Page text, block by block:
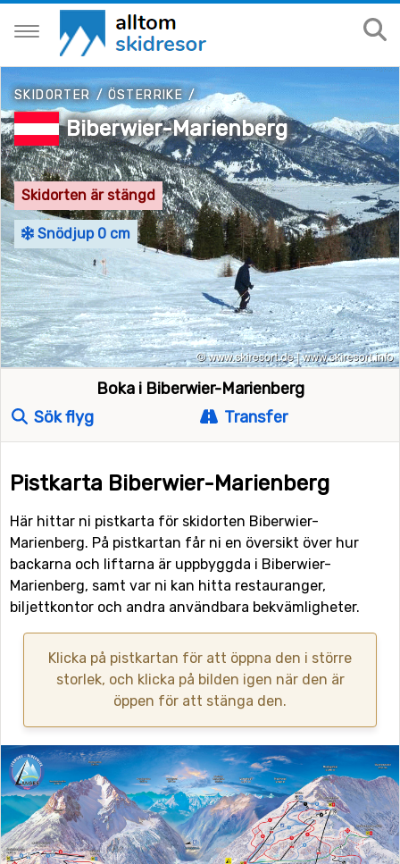
SKIDORTER/ÖSTERRIKE/
Biberwier-Marienberg
Skidorten är stängd
Snödjup 0 cm
Boka i Biberwier-Marienberg
Sök flyg
Transfer
Pistkarta Biberwier-Marienberg
Här hittar ni pistkarta för skidorten Biberwier-
Marienberg. På pistkartan får ni en översikt över hur
backarna och liftarna är uppbyggda i Biberwier-
Marienberg, samt var ni kan hitta restauranger,
biljettkontor och andra användbara bekvämligheter.
Klicka på pistkartan för att öppna den i större
storlek, och klicka på bilden igen när den är
öppen för att stänga den.